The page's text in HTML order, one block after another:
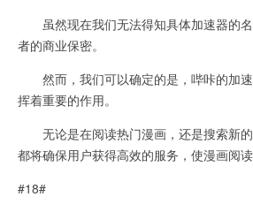
虽然现在我们无法得知具体加速器的
者的商业保密。
然而，我们可以确定的是，哔咔的加
挥着重要的作用。
无论是在阅读热门漫画，还是搜索新的
都将确保用户获得高效的服务，使漫画阅读
#18#